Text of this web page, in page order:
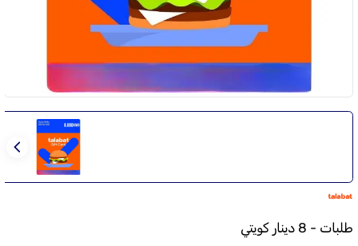
طلبات - 8 دينار كويتي